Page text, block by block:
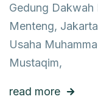
Gedung Dakwah
Menteng,
Usaha
Mustaqim,
read more